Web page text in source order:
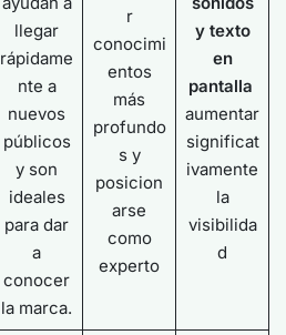
llegar
rápidame
nte a
nuevos
públicos
y son
ideales
para dar
a
conocer
la marca.
r
conocimi
entos
más
profundo
s y
posicion
arse
como
experto
y texto
en
pantalla
aumentar
significat
ivamente
la
visibilida
d